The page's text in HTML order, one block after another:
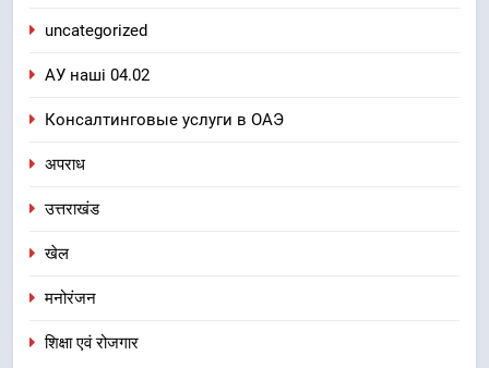
uncategorized
АУ наші 04.02
Консалтинговые услуги в ОАЭ
अपराध
उत्तराखंड
खेल
मनोरंजन
शिक्षा एवं रोजगार